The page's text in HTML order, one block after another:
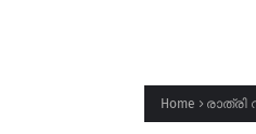
Home രാത്രി